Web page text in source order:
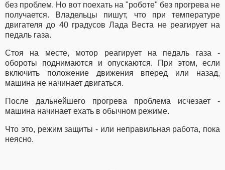
без проблем. Но вот поехать на "роботе" без прогрева не
получается. Владельцы пишут, что при температуре
двигателя до 40 градусов Лада Веста не реагирует на
педаль газа.
Стоя на месте, мотор реагирует на педаль газа -
обороты поднимаются и опускаются. При этом, если
включить положение движения вперед или назад,
машина не начинает двигаться.
После дальнейшего прогрева проблема исчезает -
машина начинает ехать в обычном режиме.
Что это, режим защиты - или неправильная работа, пока
неясно.